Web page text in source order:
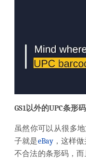
GS1以外的UPC条形
虽然你可以从很多
子就是eBay，这样做
不合法的条形码，